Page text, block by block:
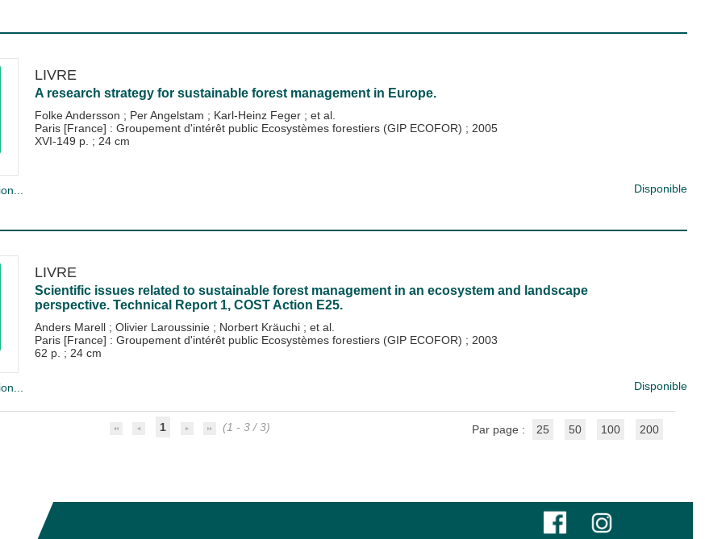
LIVRE
A research strategy for sustainable forest management in Europe.
Folke Andersson ; Per Angelstam ; Karl-Heinz Feger ; et al.
Paris [France] : Groupement d'intérêt public Ecosystèmes forestiers (GIP ECOFOR) ; 2005
XVI-149 p. ; 24 cm
Disponible
LIVRE
Scientific issues related to sustainable forest management in an ecosystem and landscape
perspective. Technical Report 1, COST Action E25.
Anders Marell ; Olivier Laroussinie ; Norbert Kräuchi ; et al.
Paris [France] : Groupement d'intérêt public Ecosystèmes forestiers (GIP ECOFOR) ; 2003
62 p. ; 24 cm
Disponible
1 (1 - 3 / 3) Par page : 25 50 100 200